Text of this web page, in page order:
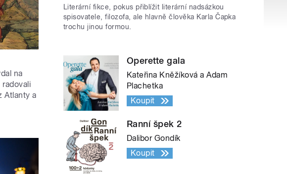
na
Atlanty a
Literární fikce, pokus přiblížit literární nadsázkou
spisovatele, filozofa, ale hlavně člověka Karla Čapka
trochu jinou formou.
Operette gala
Kateřina Kněžíková a Adam
Plachetka
Koupit
Ranní špek 2
Dalibor Gondík
Koupit